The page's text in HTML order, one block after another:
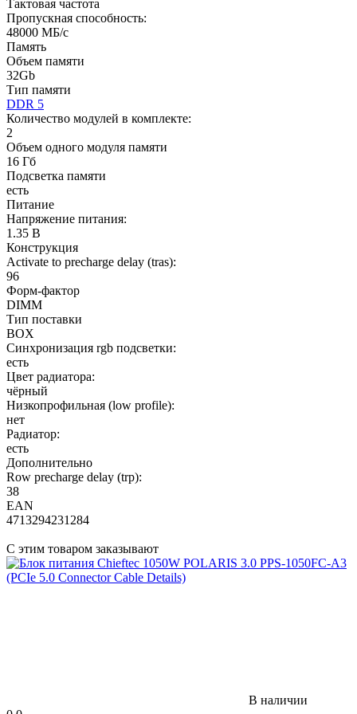
Тактовая частота
Пропускная способность:
48000 МБ/с
Память
Объем памяти
32Gb
Тип памяти
DDR 5
Количество модулей в комплекте:
2
Объем одного модуля памяти
16 Гб
Подсветка памяти
есть
Питание
Напряжение питания:
1.35 В
Конструкция
Activate to precharge delay (tras):
96
Форм-фактор
DIMM
Тип поставки
BOX
Синхронизация rgb подсветки:
есть
Цвет радиатора:
чёрный
Низкопрофильная (low profile):
нет
Радиатор:
есть
Дополнительно
Row precharge delay (trp):
38
EAN
4713294231284
С этим товаром заказывают
В наличии